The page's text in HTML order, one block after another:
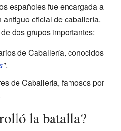
españoles fue encargada a
antiguo oficial de caballería.
dos grupos importantes:
de Caballería, conocidos
".
de Caballería, famosos por
.
la batalla?